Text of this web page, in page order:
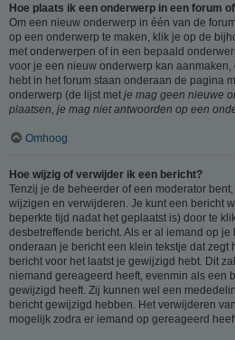
Hoe plaats ik een onderwerp in een forum
Om een nieuw onderwerp in één van de
op een onderwerp te maken, klik je op de
met onderwerpen of in een bepaald
voor je een nieuw onderwerp kan
hebt in het forum staan onderaan de pagina
onderwerp (de lijst met je mag geen nieuwe
plaatsen, je mag niet antwoorden op een
Omhoog
Hoe wijzig of verwijder ik een bericht?
Tenzij je de beheerder of een moderator
wijzigen en verwijderen. Je kunt een bericht
beperkte tijd nadat het geplaatst is) door te
desbetreffende bericht. Als er al iemand op
onderaan je bericht een klein tekstje dat zegt
bericht voor het laatst je gewijzigd hebt. Dit
niemand gereageerd heeft, evenmin als een
gewijzigd heeft. Zij kunnen wel een
bericht gewijzigd hebben. Het verwijderen
mogelijk zodra er iemand op gereageerd